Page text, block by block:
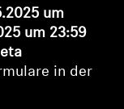
um
um 23:59
in der